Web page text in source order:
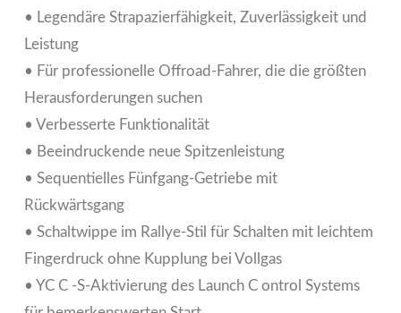
• Legendäre Strapazierfähigkeit, Zuverlässigkeit und
Leistung
• Für professionelle Offroad-Fahrer, die die größten
Herausforderungen suchen
• Verbesserte Funktionalität
• Beeindruckende neue Spitzenleistung
• Sequentielles Fünfgang-Getriebe mit
Rückwärtsgang
• Schaltwippe im Rallye-Stil für Schalten mit leichtem
Fingerdruck ohne Kupplung bei Vollgas
• YC C -S-Aktivierung des Launch C ontrol Systems